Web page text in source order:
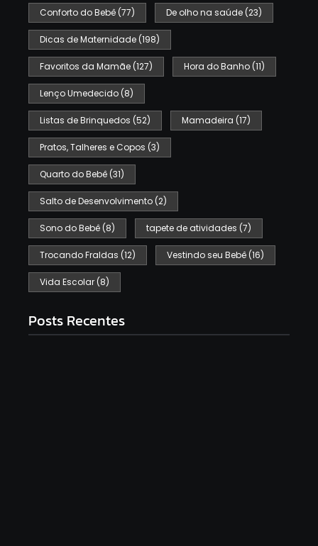
Conforto do Bebê (77) De olho na saúde (23)
Dicas de Maternidade (198)
Favoritos da Mamãe (127) Hora do Banho (11)
Lenço Umedecido (8)
Listas de Brinquedos (52) Mamadeira (17)
Pratos, Talheres e Copos (3)
Quarto do Bebê (31)
Salto de Desenvolvimento (2)
Sono do Bebê (8) tapete de atividades (7)
Trocando Fraldas (12) Vestindo seu Bebê (16)
Vida Escolar (8)
Posts Recentes